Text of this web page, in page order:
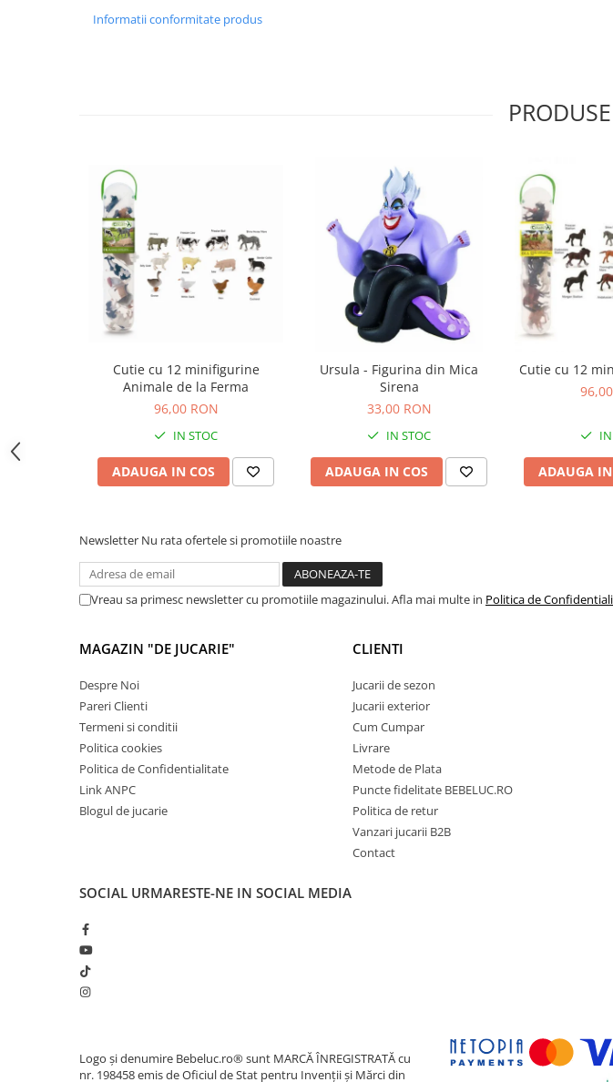
Jucarii motrice pentru bebelusi
Jocuri Magnetice
Jocuri de societate
Jocuri de logica
Jocuri de memorie
Jocuri cu numere
Carti pe alese
Carti pentru copii 1 an
Carti pentru copii 3 ani
Carti pentru copii 4 ani
Carti pentru copii 5 ani
Carti pentru copii 8 ani
Carti de colorat
Carticele interactive
Cadouri copii
Ceasuri copii
Cutii muzicale
Idei cadou fetite
Cadou copii 2 ani
Cadou copii 3 ani
Cadou copii 4 ani
Cadou copii 7 ani
Informatii conformitate produs
Cutie cu 12 minifigurine
Animale de la Ferma
96,00 RON
IN STOC
ADAUGA IN COS
Ursula - Figurina din Mica
Sirena
33,00 RON
IN STOC
ADAUGA IN COS
Cutie cu 12
ADAUGA IN
Newsletter Nu rata ofertele si promotiile noastre
Vreau sa primesc newsletter cu promotiile magazinului. Afla mai multe in Politica de
MAGAZIN "DE JUCARIE"
Despre Noi
Pareri Clienti
Termeni si conditii
Politica cookies
Politica de Confidentialitate
Link ANPC
Blogul de jucarie
CLIENTI
Jucarii de sezon
Jucarii exterior
Cum Cumpar
Livrare
Metode de Plata
Puncte fidelitate BEBELUC.RO
Politica de retur
Vanzari jucarii B2B
Contact
SOCIAL URMARESTE-NE IN SOCIAL MEDIA
Logo și denumire Bebeluc.ro® sunt MARCĂ ÎNREGISTRATĂ cu
nr. 198458 emis de Oficiul de Stat pentru Invenții și Mărci din